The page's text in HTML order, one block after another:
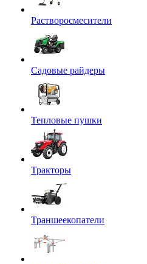
Растворосмесители
Садовые райдеры
Тепловые пушки
Тракторы
Траншеекопатели